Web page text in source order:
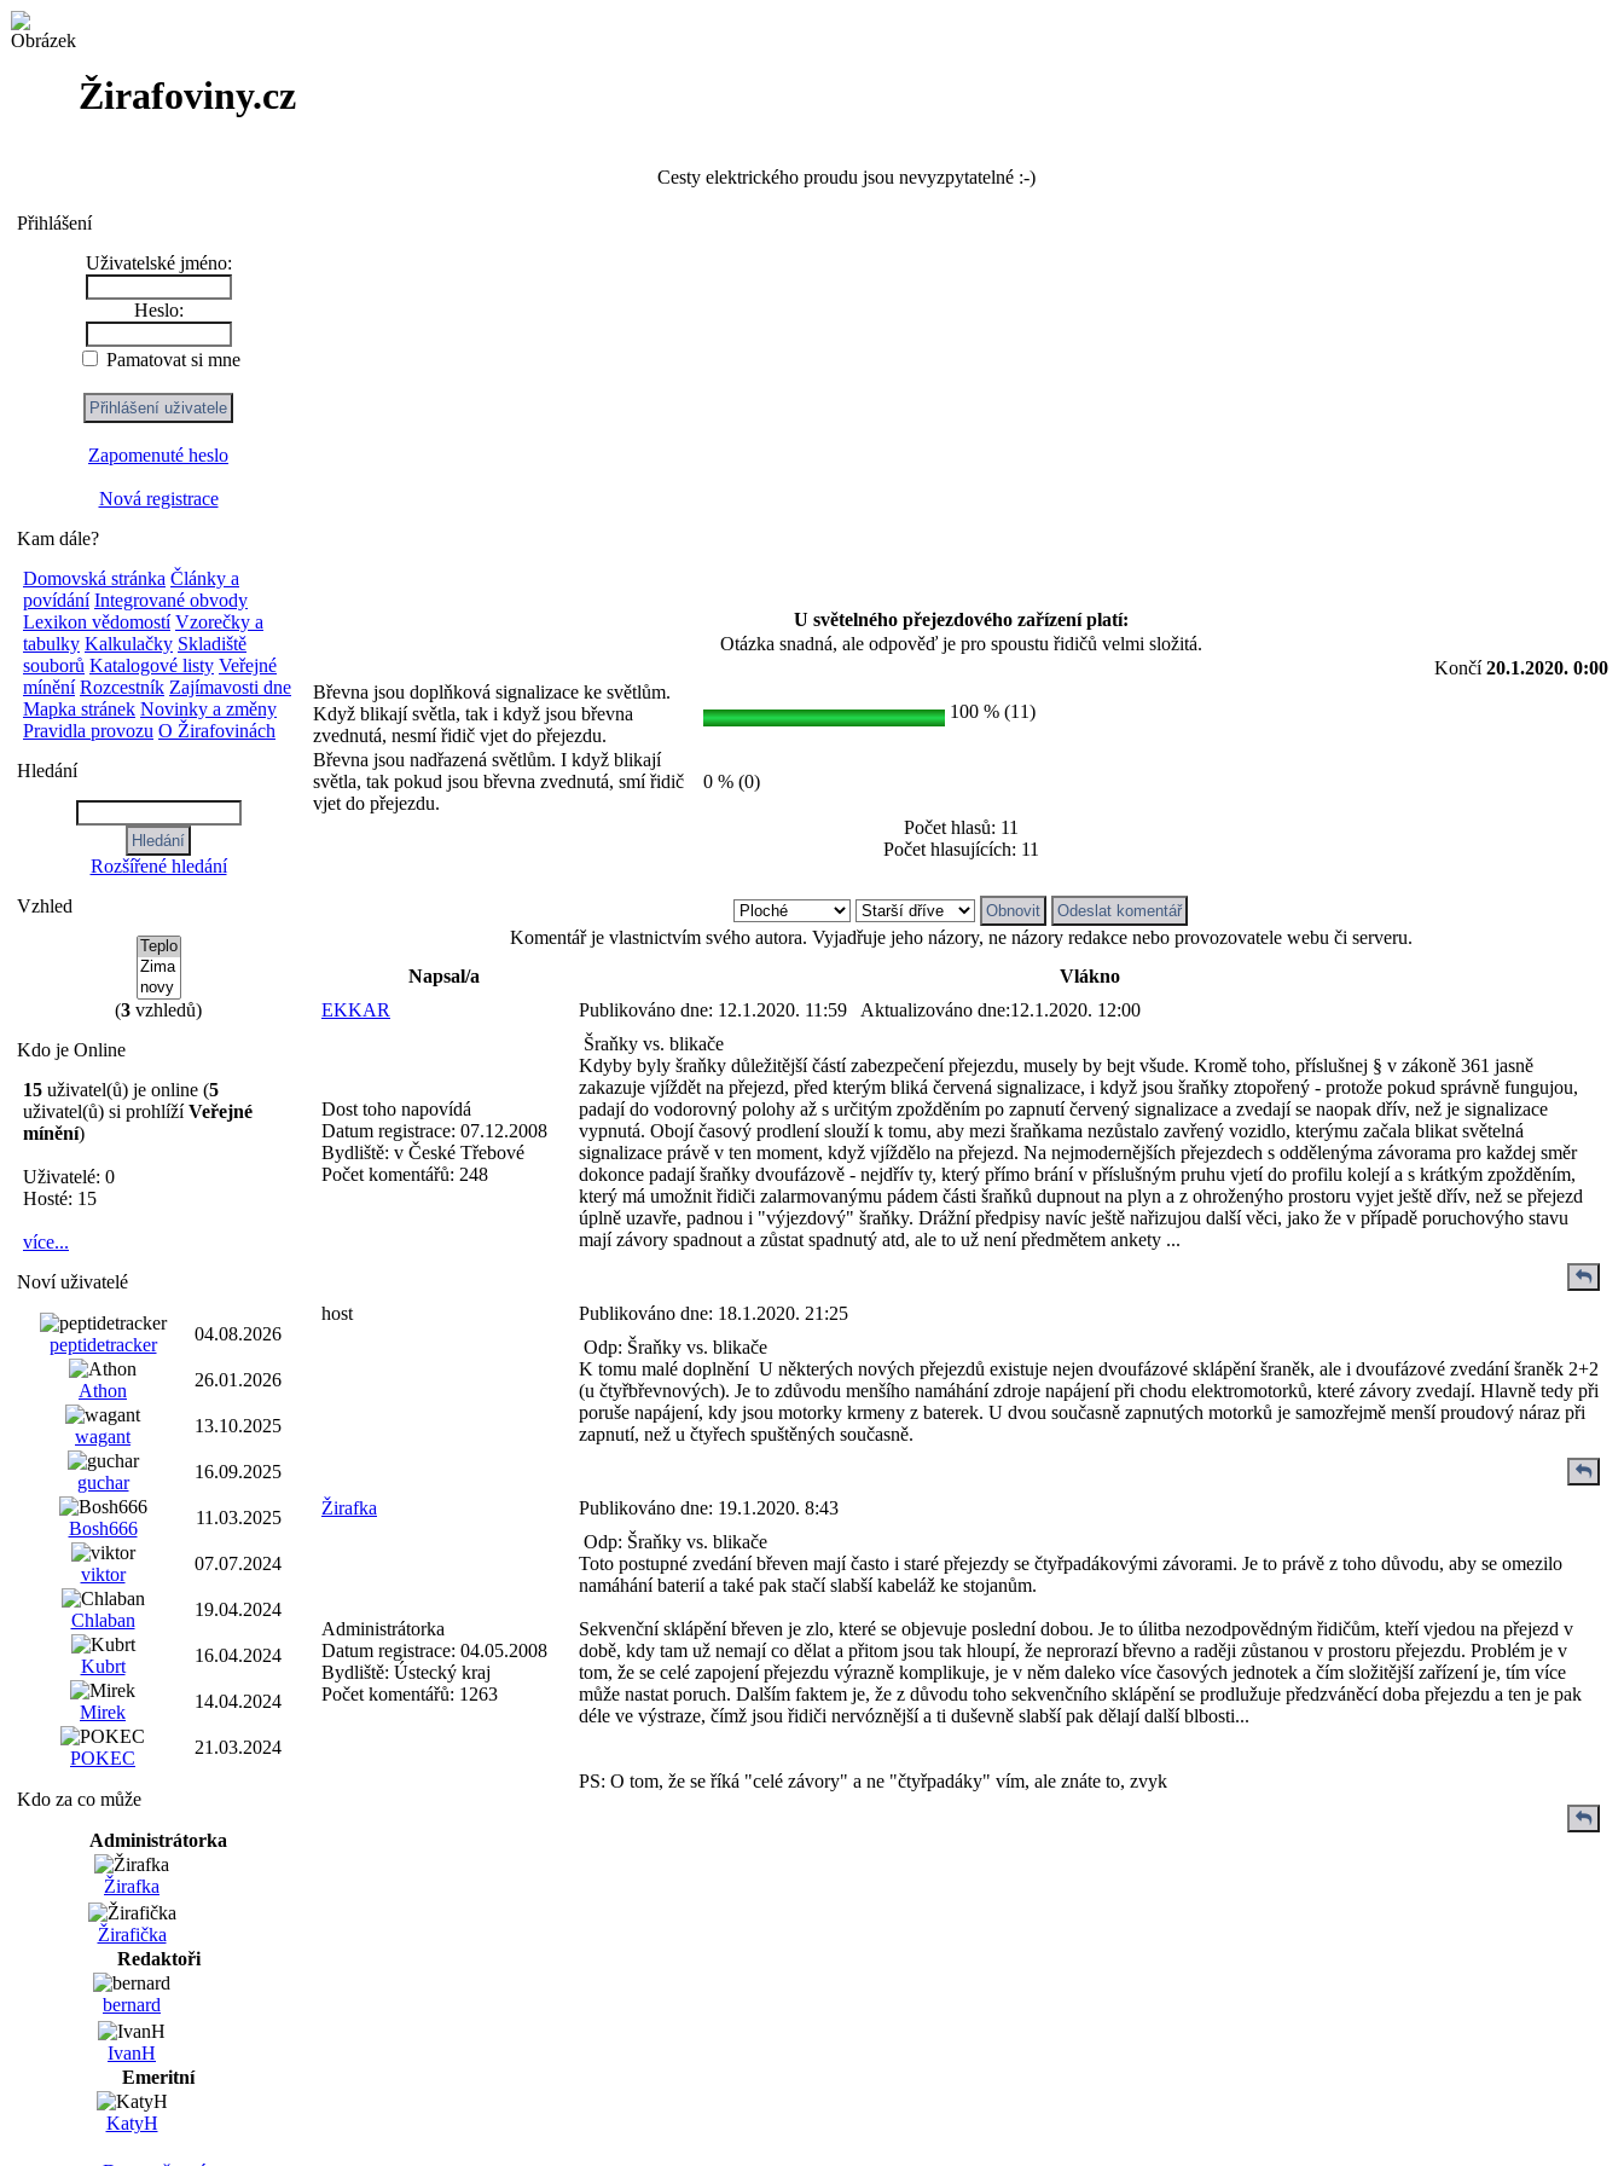
Žirafoviny.cz
Cesty elektrického proudu jsou nevyzpytatelné :-)
Přihlášení
Uživatelské jméno:
Heslo:
Pamatovat si mne
Zapomenuté heslo
Nová registrace
Kam dále?
Domovská stránka Články a
povídání Integrované obvody
Lexikon vědomostí Vzorečky a
tabulky Kalkulačky Skladiště
souborů Katalogové listy Veřejné
mínění Rozcestník Zajímavosti dne
Mapka stránek Novinky a změny
Pravidla provozu O Žirafovinách
Hledání
Rozšířené hledání
Vzhled
(3 vzhledů)
Kdo je Online
15 uživatel(ů) je online (5
uživatel(ů) si prohlížíVeřejné
mínění)
Uživatelé: 0
Hosté: 15
více...
Noví uživatelé
peptidetracker
04.08.2026
Athon
26.01.2026
wagant
13.10.2025
guchar
16.09.2025
Bosh666
11.03.2025
viktor
07.07.2024
Chlaban
19.04.2024
Kubrt
16.04.2024
Mirek
14.04.2024
POKEC
21.03.2024
Kdo za co může
Administrátorka
Žirafka
Žirafička
Redaktoři
bernard
IvanH
Emeritní
KatyH
U světelného přejezdového zařízení platí:
Otázka snadná, ale odpověď je pro spoustu řidičů velmi složitá.
Končí20.1.2020. 0:00
Břevna jsou doplňková signalizace ke světlům.
Když blikají světla, tak i když jsou břevna
zvednutá, nesmí řidič vjet do přejezdu.
100 % (11)
Břevna jsou nadřazená světlům. I když blikají
světla, tak pokud jsou břevna zvednutá, smí řidič
vjet do přejezdu.
0 % (0)
Počet hlasů: 11
Počet hlasujících: 11
Komentář je vlastnictvím svého autora. Vyjadřuje jeho názory, ne názory redakce nebo provozovatele webu či serveru.
Napsal/a
Vlákno
EKKAR
Publikováno dne: 12.1.2020. 11:59 Aktualizováno dne:12.1.2020. 12:00
Dost toho napovídá
Datum registrace: 07.12.2008
Bydliště: v České Třebové
Počet komentářů: 248
Šraňky vs. blikače
Kdyby byly šraňky důležitější částí zabezpečení přejezdu, musely by bejt všude. Kromě toho, příslušnej § v zákoně 361 jasně
zakazuje vjíždět na přejezd, před kterým bliká červená signalizace, i když jsou šraňky ztopořený - protože pokud správně fungujou,
padají do vodorovný polohy až s určitým zpožděním po zapnutí červený signalizace a zvedají se naopak dřív, než je signalizace
vypnutá. Obojí časový prodlení slouží k tomu, aby mezi šraňkama nezůstalo zavřený vozidlo, kterýmu začala blikat světelná
signalizace právě v ten moment, když vjíždělo na přejezd. Na nejmodernějších přejezdech s oddělenýma závorama pro každej směr
dokonce padají šraňky dvoufázově - nejdřív ty, který přímo brání v příslušným pruhu vjetí do profilu kolejí a s krátkým zpožděním,
který má umožnit řidiči zalarmovanýmu pádem části šraňků dupnout na plyn a z ohroženýho prostoru vyjet ještě dřív, než se přejezd
úplně uzavře, padnou i "výjezdový" šraňky. Drážní předpisy navíc ještě nařizujou další věci, jako že v případě poruchovýho stavu
mají závory spadnout a zůstat spadnutý atd, ale to už není předmětem ankety ...
host Publikováno dne: 18.1.2020. 21:25
Odp: Šraňky vs. blikače
K tomu malé doplnění U některých nových přejezdů existuje nejen dvoufázové sklápění šraněk, ale i dvoufázové zvedání šraněk 2+2
(u čtyřbřevnových). Je to zdůvodu menšího namáhání zdroje napájení při chodu elektromotorků, které závory zvedají. Hlavně tedy při
poruše napájení, kdy jsou motorky krmeny z baterek. U dvou současně zapnutých motorků je samozřejmě menší proudový náraz při
zapnutí, než u čtyřech spuštěných současně.
Žirafka Publikováno dne: 19.1.2020. 8:43
Administrátorka
Datum registrace: 04.05.2008
Bydliště: Ústecký kraj
Počet komentářů: 1263
Odp: Šraňky vs. blikače
Toto postupné zvedání břeven mají často i staré přejezdy se čtyřpadákovými závorami. Je to právě z toho důvodu, aby se omezilo
namáhání baterií a také pak stačí slabší kabeláž ke stojanům.
Sekvenční sklápění břeven je zlo, které se objevuje poslední dobou. Je to úlitba nezodpovědným řidičům, kteří vjedou na přejezd v
době, kdy tam už nemají co dělat a přitom jsou tak hloupí, že neprorazí břevno a raději zůstanou v prostoru přejezdu. Problém je v
tom, že se celé zapojení přejezdu výrazně komplikuje, je v něm daleko více časových jednotek a čím složitější zařízení je, tím více
může nastat poruch. Dalším faktem je, že z důvodu toho sekvenčního sklápění se prodlužuje předzváněcí doba přejezdu a ten je pak
déle ve výstraze, čímž jsou řidiči nervóznější a ti duševně slabší pak dělají další blbosti...
PS: O tom, že se říká "celé závory" a ne "čtyřpadáky" vím, ale znáte to, zvyk